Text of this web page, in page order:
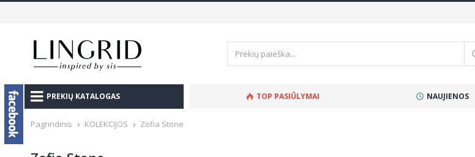
PREKIŲ KATALOGAS TOP PASIŪLYMAI NAUJIENOS
Pagrindinis KOLEKCIJOS Zofia Stone